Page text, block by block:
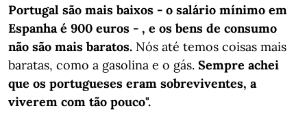
Portugal são mais baixos - o salário mínimo em
Espanha é 900 euros - , e os bens de consumo
não são mais baratos. Nós até temos coisas mais
baratas, como a gasolina e o gás. Sempre achei
que os portugueses eram sobreviventes, a
viverem com tão pouco".